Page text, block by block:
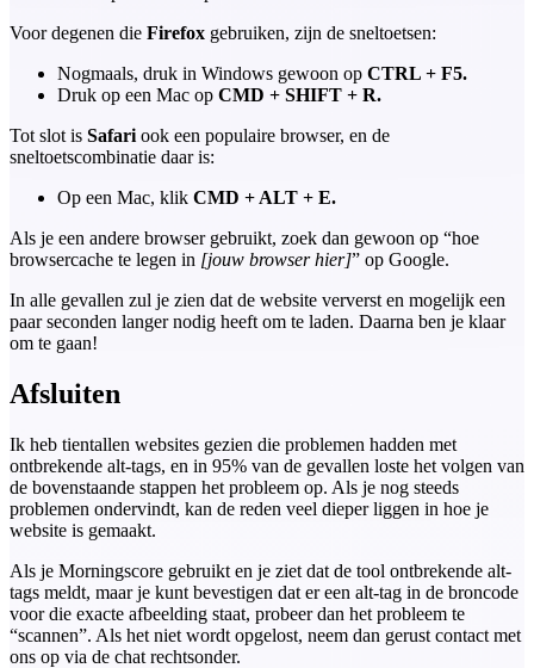
Voor degenen die Firefox gebruiken, zijn de sneltoetsen:
Nogmaals, druk in Windows gewoon op CTRL + F5.
Druk op een Mac op CMD + SHIFT + R.
Tot slot is Safari ook een populaire browser, en de
sneltoetscombinatie daar is:
Op een Mac, klik CMD + ALT + E.
Als je een andere browser gebruikt, zoek dan gewoon op “hoe
browsercache te legen in [jouw browser hier]” op Google.
In alle gevallen zul je zien dat de website ververst en mogelijk een
paar seconden langer nodig heeft om te laden. Daarna ben je klaar
om te gaan!
Afsluiten
Ik heb tientallen websites gezien die problemen hadden met
ontbrekende alt-tags, en in 95% van de gevallen loste het volgen van
de bovenstaande stappen het probleem op. Als je nog steeds
problemen ondervindt, kan de reden veel dieper liggen in hoe je
website is gemaakt.
Als je Morningscore gebruikt en je ziet dat de tool ontbrekende alt-
tags meldt, maar je kunt bevestigen dat er een alt-tag in de broncode
voor die exacte afbeelding staat, probeer dan het probleem te
“scannen”. Als het niet wordt opgelost, neem dan gerust contact met
ons op via de chat rechtsonder.